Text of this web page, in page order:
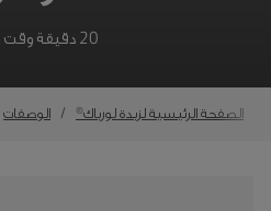
20 دقيقة وقت الطهي
الصفحة الرئيسية لزبدة لورباك® الوصفات